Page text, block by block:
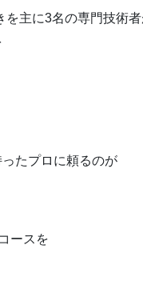
主に3名の専門技術
たプロに頼るのが
ースを